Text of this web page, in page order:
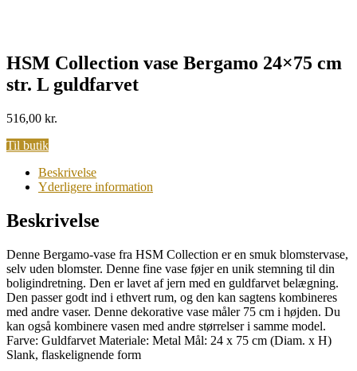
HSM Collection vase Bergamo 24×75 cm
str. L guldfarvet
516,00 kr.
Til butik
Beskrivelse
Yderligere information
Beskrivelse
Denne Bergamo-vase fra HSM Collection er en smuk blomstervase,
selv uden blomster. Denne fine vase føjer en unik stemning til din
boligindretning. Den er lavet af jern med en guldfarvet belægning.
Den passer godt ind i ethvert rum, og den kan sagtens kombineres
med andre vaser. Denne dekorative vase måler 75 cm i højden. Du
kan også kombinere vasen med andre størrelser i samme model.
Farve: Guldfarvet Materiale: Metal Mål: 24 x 75 cm (Diam. x H)
Slank, flaskelignende form